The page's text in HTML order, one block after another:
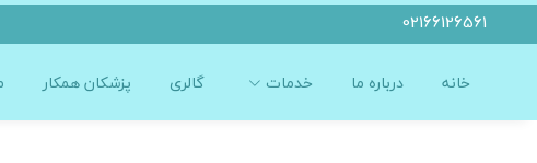
02166126561
خانه درباره ما خدمات گالری پزشکان همکار